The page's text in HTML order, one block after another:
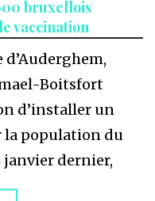
bruxellois
vaccination
Boitsfort
d’installer un
la population du
janvier dernier,